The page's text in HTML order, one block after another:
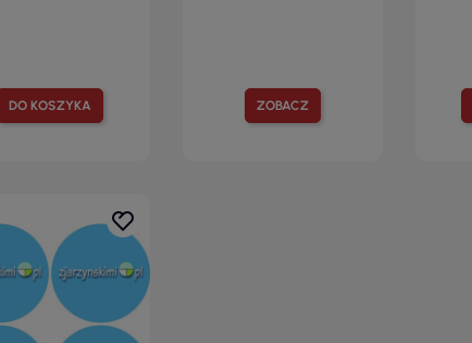
DO KOSZYKA ZOBACZ